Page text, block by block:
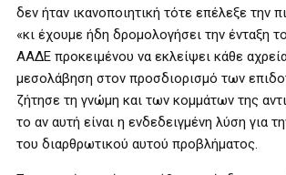
δεν ήταν ικανοποιητική τότε επέλεξε την
«κι έχουμε ήδη δρομολογήσει την ένταξη
ΑΑΔΕ προκειμένου να εκλείψει κάθε
μεσολάβηση στον προσδιορισμό των
ζήτησε τη γνώμη και των κομμάτων της
το αν αυτή είναι η ενδεδειγμένη λύση για
του διαρθρωτικού αυτού προβλήματος.